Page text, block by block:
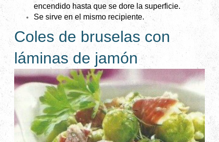
encendido hasta que se dore la superficie.
Se sirve en el mismo recipiente.
Coles de bruselas con
láminas de jamón